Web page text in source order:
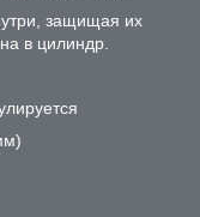
защищая их
в цилиндр.